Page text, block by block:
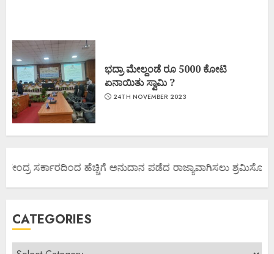
ಭದ್ರಾ ಮೇಲ್ದಂಡೆ ರೂ 5000 ಕೋಟಿ
ಏನಾಯಿತು ಸ್ವಾಮಿ ?
24TH NOVEMBER 2023
ಸರ್ಕಾರದಿಂದ ಹೆಚ್ಚಿಗೆ ಅನುದಾನ ಪಡೆದ ರಾಜ್ಯಾವಾಗಿಸಲು ಶ್ರಮಿಸೋಣ
CATEGORIES